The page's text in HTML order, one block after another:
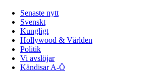
Senaste nytt
Svenskt
Kungligt
Hollywood & Världen
Politik
Vi avslöjar
Kändisar A-Ö